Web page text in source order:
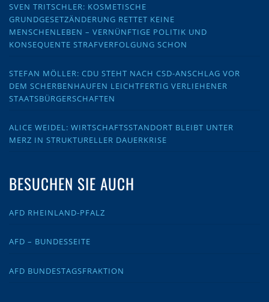
SVEN TRITSCHLER: KOSMETISCHE
GRUNDGESETZÄNDERUNG RETTET KEINE
MENSCHENLEBEN – VERNÜNFTIGE POLITIK UND
KONSEQUENTE STRAFVERFOLGUNG SCHON
STEFAN MÖLLER: CDU STEHT NACH CSD-ANSCHLAG VOR
DEM SCHERBENHAUFEN LEICHTFERTIG VERLIEHENER
STAATSBÜRGERSCHAFTEN
ALICE WEIDEL: WIRTSCHAFTSSTANDORT BLEIBT UNTER
MERZ IN STRUKTURELLER DAUERKRISE
BESUCHEN SIE AUCH
AFD RHEINLAND-PFALZ
AFD – BUNDESSEITE
AFD BUNDESTAGSFRAKTION